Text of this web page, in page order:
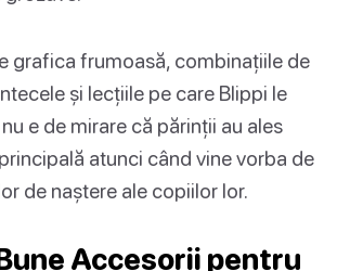
grafica frumoasă, combinațiile de
și lecțiile pe care Blippi le
e de mirare că părinții au ales
atunci când vine vorba de
de naștere ale copiilor lor.
Accesorii pentru